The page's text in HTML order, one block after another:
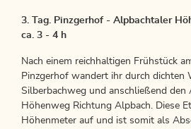
3. Tag. Pinzgerhof - Alpbachtaler
ca. 3 - 4 h
Nach einem reichhaltigen Frühstück
Pinzgerhof wandert ihr durch dichten
Silberbachweg und anschließend den
Höhenweg Richtung Alpbach. Diese
Höhenmeter auf und ist somit als